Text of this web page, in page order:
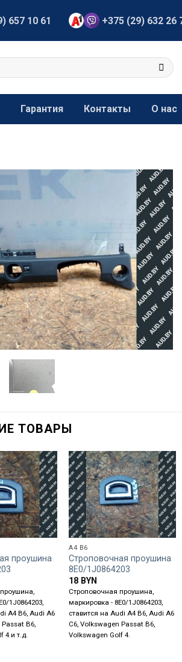
657 10 61 +375 (29) 632 26
Гарантия Контакты О нас
ТОВАРЫ
проушина
1J0864203,
A4 B6, Audi A6
Passat B6,
4 и т.д.
A4 B6
Строповочная проушина
8E0/1J0864203
18 BYN
Строповочная проушина,
маркировка - 8E0/1J0864203,
ставится на Audi A4 B6, Audi A6
C6, Volkswagen Passat B6,
Volkswagen Golf 4.